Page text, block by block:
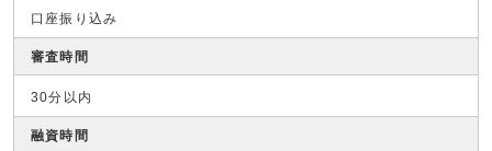
口座振り込み
審査時間
30分以内
融資時間